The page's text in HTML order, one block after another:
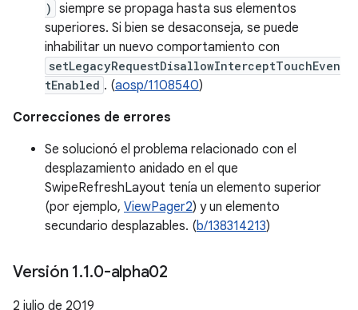
) siempre se propaga hasta sus elementos
superiores. Si bien se desaconseja, se puede
inhabilitar un nuevo comportamiento con
setLegacyRequestDisallowInterceptTouchEven
tEnabled . (aosp/1108540)
Correcciones de errores
Se solucionó el problema relacionado con el
desplazamiento anidado en el que
SwipeRefreshLayout tenía un elemento superior
(por ejemplo, ViewPager2) y un elemento
secundario desplazables. (b/138314213)
Versión 1.1.0-alpha02
2 julio de 2019